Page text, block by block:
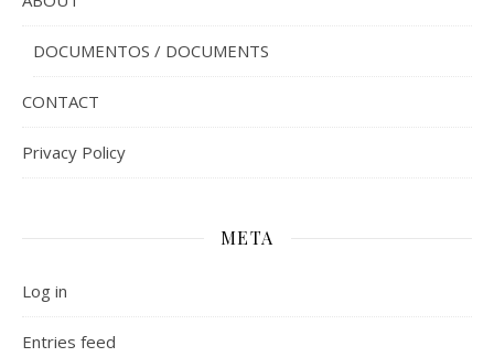
DOCUMENTOS / DOCUMENTS
CONTACT
Privacy Policy
META
Log in
Entries feed